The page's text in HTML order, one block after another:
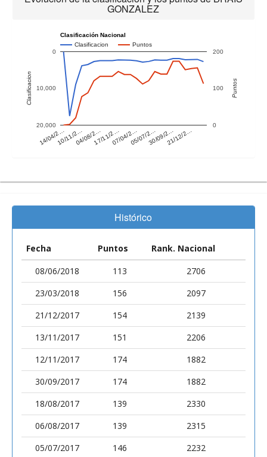
GONZALEZ
Clasificación Nacional
Clasificacion
Puntos
14/04/2…10/11/2…04/08/2…17/11/2…07/04/2…05/07/2…30/09/2…21/12/2…
0
10,000
20,000 0
100
200
Clasificacion Puntos
Histórico
Fecha Puntos
Rank. Nacional
08/06/2018
113
2706
23/03/2018
156
2097
21/12/2017
154
2139
13/11/2017
151
2206
12/11/2017
174
1882
30/09/2017
174
1882
18/08/2017
139
2330
06/08/2017
139
2315
05/07/2017
146
2232